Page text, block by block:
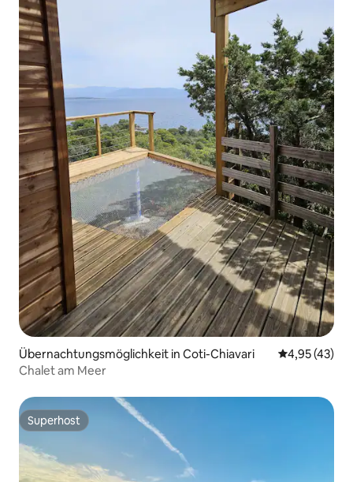
Übernachtungsmöglichkeit in Coti-Chiavari
4,95 (43)
Chalet am Meer
Superhost
Superhost